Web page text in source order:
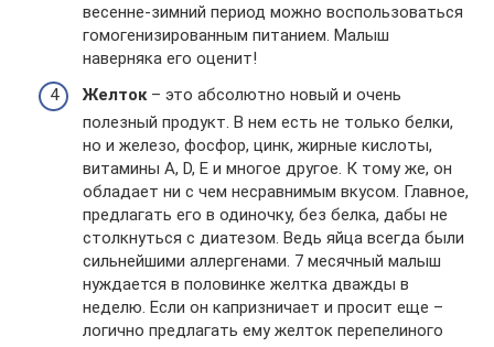
весенне-зимний период можно воспользоваться
гомогенизированным питанием. Малыш
наверняка его оценит!
Желток– это абсолютно новый и очень
полезный продукт. В нем есть не только белки,
но и железо, фосфор, цинк, жирные кислоты,
витамины А, D, Е и многое другое. К тому же, он
обладает ни с чем несравнимым вкусом. Главное,
предлагать его в одиночку, без белка, дабы не
столкнуться с диатезом. Ведь яйца всегда были
сильнейшими аллергенами. 7 месячный малыш
нуждается в половинке желтка дважды в
неделю. Если он капризничает и просит еще –
логично предлагать ему желток перепелиного